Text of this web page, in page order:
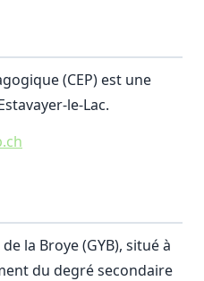
(CEP) est une
le-Lac.
la Broye (GYB), situé à
du degré secondaire